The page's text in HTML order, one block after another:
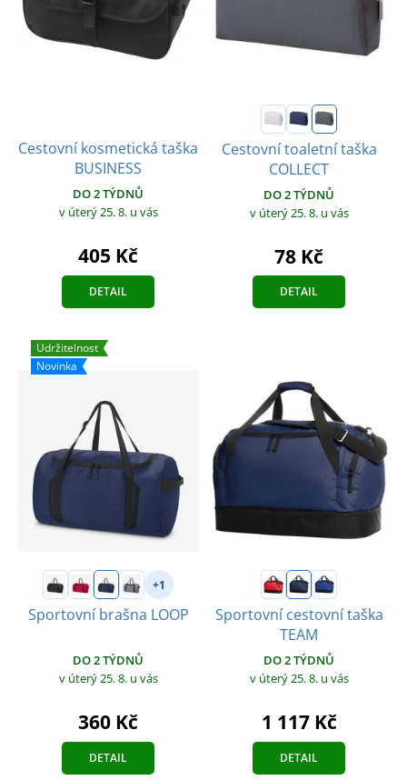
Cestovní kosmetická taška
BUSINESS
DO 2 TÝDNŮ
v úterý 25. 8. u vás
405 Kč
DETAIL
Cestovní toaletní taška
COLLECT
DO 2 TÝDNŮ
v úterý 25. 8. u vás
78 Kč
DETAIL
Udržitelnost
Novinka
+1
Sportovní brašna LOOP
DO 2 TÝDNŮ
v úterý 25. 8. u vás
360 Kč
DETAIL
Sportovní cestovní taška
TEAM
DO 2 TÝDNŮ
v úterý 25. 8. u vás
1 117 Kč
DETAIL